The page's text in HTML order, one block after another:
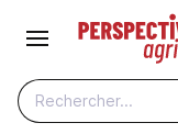
Aller au contenu principal
Rechercher...